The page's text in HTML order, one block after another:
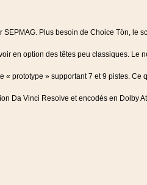
SEPMAG. Plus besoin de Choice Tön, le
en option des têtes peu classiques.
« prototype » supportant 7 et 9 pistes.
Da Vinci Resolve et encodés en